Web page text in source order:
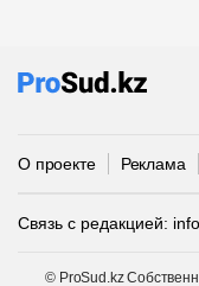
О проекте Реклама
Связь с редакцией:
© ProSud.kz